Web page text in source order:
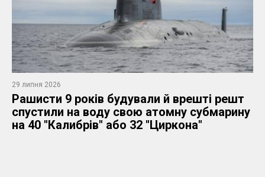
29 липня 2026
Рашисти 9 років будували й врешті решт
спустили на воду свою атомну субмарину
на 40 "Калибрів" або 32 "Циркона"